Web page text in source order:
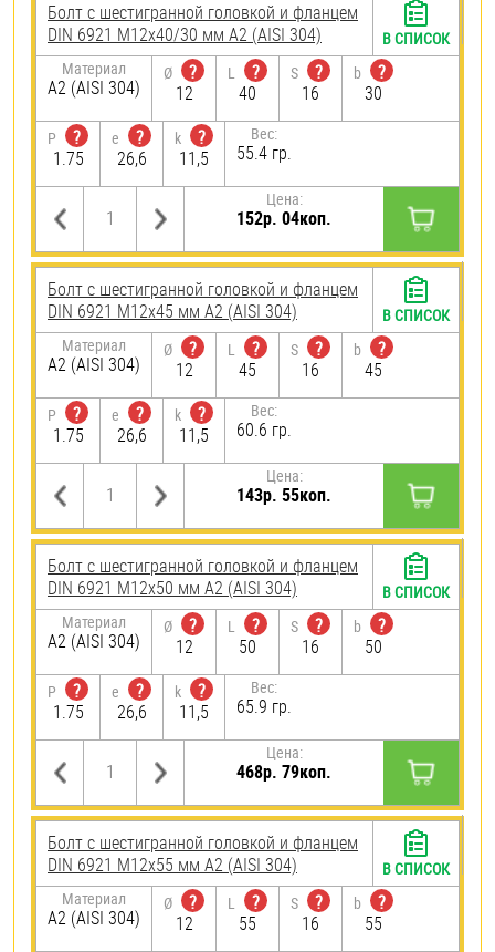
Болт с шестигранной головкой и фланцем
DIN 6921 М12х40/30 мм А2 (AISI 304)
Материал
А2 (AISI 304)
Ø
?
12
L
?
40
S
?
16
b
?
30
P
?
1.75
e
?
26,6
k
?
11,5
Вес:
55.4 гр.
Цена:
152р. 04коп.
В СПИСОК
Болт с шестигранной головкой и фланцем
DIN 6921 М12х45 мм А2 (AISI 304)
Материал
А2 (AISI 304)
Ø
?
12
L
?
45
S
?
16
b
?
45
P
?
1.75
e
?
26,6
k
?
11,5
Вес:
60.6 гр.
Цена:
143р. 55коп.
В СПИСОК
Болт с шестигранной головкой и фланцем
DIN 6921 М12х50 мм А2 (AISI 304)
Материал
А2 (AISI 304)
Ø
?
12
L
?
50
S
?
16
b
?
50
P
?
1.75
e
?
26,6
k
?
11,5
Вес:
65.9 гр.
Цена:
468р. 79коп.
В СПИСОК
Болт с шестигранной головкой и фланцем
DIN 6921 М12х55 мм А2 (AISI 304)
Материал
А2 (AISI 304)
Ø
?
12
L
?
55
S
?
16
b
?
55
В СПИСОК